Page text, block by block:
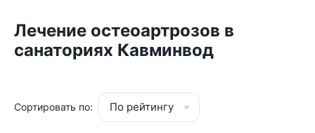
Лечение остеоартрозов в
санаториях Кавминвод
Сортировать по: По рейтингу